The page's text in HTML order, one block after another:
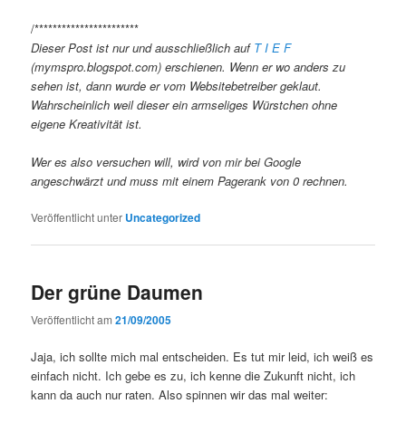
/***********************
Dieser Post ist nur und ausschließlich auf T I E F
(mymspro.blogspot.com) erschienen. Wenn er wo anders zu
sehen ist, dann wurde er vom Websitebetreiber geklaut.
Wahrscheinlich weil dieser ein armseliges Würstchen ohne
eigene Kreativität ist.
Wer es also versuchen will, wird von mir bei Google
angeschwärzt und muss mit einem Pagerank von 0 rechnen.
Veröffentlicht unter Uncategorized
Der grüne Daumen
Veröffentlicht am21/09/2005
Jaja, ich sollte mich mal entscheiden. Es tut mir leid, ich weiß es
einfach nicht. Ich gebe es zu, ich kenne die Zukunft nicht, ich
kann da auch nur raten. Also spinnen wir das mal weiter: